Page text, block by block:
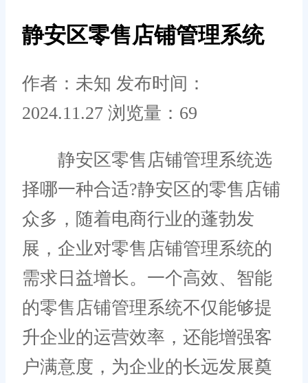
静安区零售店铺管理系统
作者：未知 发布时间：
2024.11.27 浏览量：69
静安区零售店铺管理系统选
择哪一种合适?静安区的零售店铺
众多，随着电商行业的蓬勃发
展，企业对零售店铺管理系统的
需求日益增长。一个高效、智能
的零售店铺管理系统不仅能够提
升企业的运营效率，还能增强客
户满意度，为企业的长远发展奠